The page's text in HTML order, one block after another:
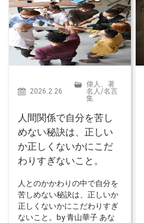
2026.2.26
偉人、著
名人/名言
集
人間関係で自分を苦し
めない秘訣は、正しい
か正しくないかにこだ
わりすぎないこと。
人とのかかわりの中で自分を
苦しめない秘訣は、正しいか
正しくないかにこだわりすぎ
ないこと。by 青山華子 あな